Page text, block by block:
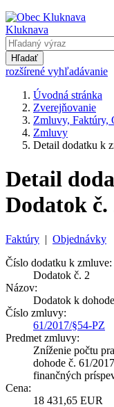
Kluknava
Hľadať
rozšírené vyhľadávanie
Úvodná stránka
Zverejňovanie
Zmluvy, Faktúry,
Zmluvy
Detail dodatku k
Detail
Dodatok č.
Faktúry | Objednávky
Číslo dodatku k zmluve:
Dodatok č. 2
Názov:
Dodatok k
Číslo zmluvy:
61/2017/§54-PZ
Predmet zmluvy:
Zníženie počtu
dohode č. 61/
finančných
Cena:
18 431,65 EUR